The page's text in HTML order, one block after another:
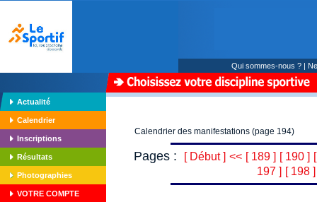
Qui sommes-nous ? |
Actualité
Calendrier
Inscriptions
Résultats
Photographies
VOTRE COMPTE
Calendrier des manifestations (page 194)
Pages : [ Début ] << [ 189 ] [ 190 ]
197 ] [ 198 ]